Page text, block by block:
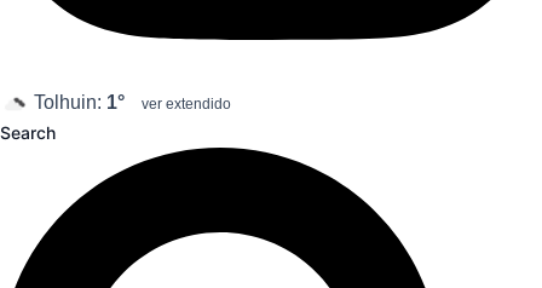
Tolhuin: 1° ver extendido
Search